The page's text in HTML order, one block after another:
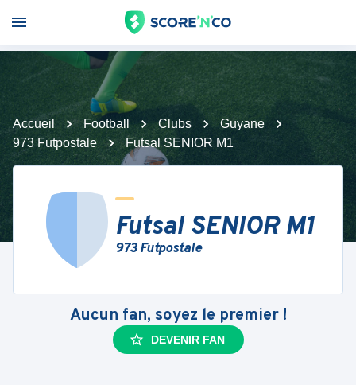
Accueil Football Clubs
Guyane
973 Futpostale
Futsal SENIOR M1
Futsal SENIOR M1
973 Futpostale
Aucun fan, soyez le premier !
DEVENIR FAN